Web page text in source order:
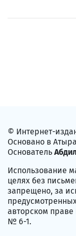
© Интернет-
Основано в
Основатель
Использование
целях без
запрещено, за
авторском праве
№ 6-1.